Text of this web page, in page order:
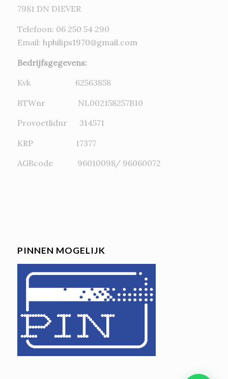
7981 DN DIEVER
Telefoon: 06 250 54 290
Email: hphilips1970@gmail.com
Bedrijfsgegevens:
Kvk 62563858
BTWnr NL002158257B10
Provoetlidnr 314571
KRP 17377
AGBcode 96010098/ 96060072
PINNEN MOGELIJK